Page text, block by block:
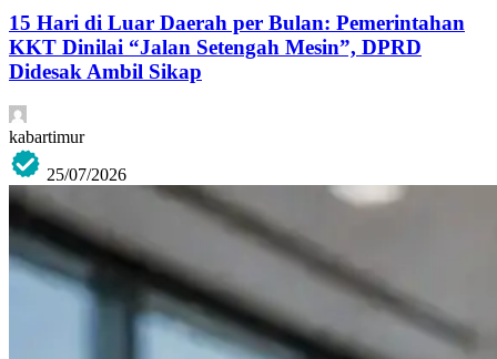
15 Hari di Luar Daerah per Bulan: Pemerintahan
KKT Dinilai “Jalan Setengah Mesin”, DPRD
Didesak Ambil Sikap
kabartimur
25/07/2026